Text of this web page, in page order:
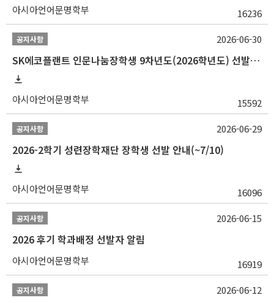
아시아언어문명학부 16236
공지사항
SK에코플랜트 인문나눔장학생 9차년도(2026학년도) 선발 안내(~7/20)
아시아언어문명학부 15592
2026-06-30
공지사항
2026-2학기 성련장학재단 장학생 선발 안내(~7/10)
아시아언어문명학부 16096
2026-06-29
공지사항
2026 후기 학과배정 선발자 알림
아시아언어문명학부 16919
2026-06-15
공지사항 2026-06-12